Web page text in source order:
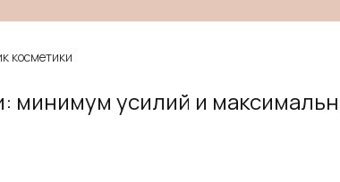
косметики
минимум усилий и